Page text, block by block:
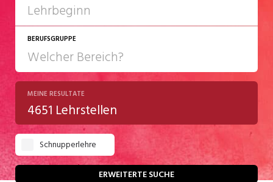
2027
2028
BERUFSGRUPPE
Chemie/Pharma
Gastgewerbe
Gesundheit/Pflege/Soziales
Handwerk/Technik
MEINE RESULTATE
4651 Lehrstellen
Schnupperlehre
ERWEITERTE SUCHE